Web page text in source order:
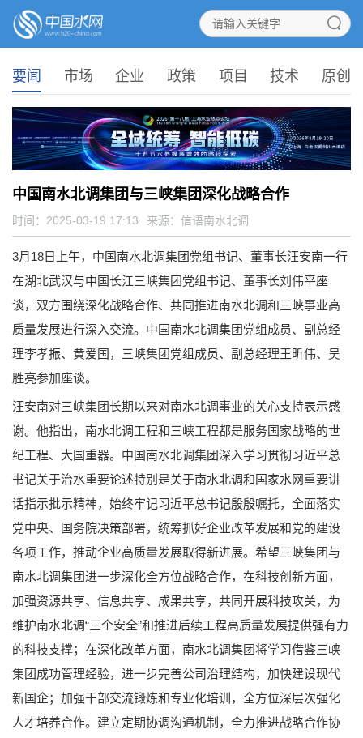
要闻 市场 企业 政策 项目 技术 原创
中国南水北调集团与三峡集团深化战略合作
时间：2025-03-19 17:13 来源： 信语南水北调
3月18日上午，中国南水北调集团党组书记、董事长汪安南一行
在湖北武汉与中国长江三峡集团党组书记、董事长刘伟平座
谈，双方围绕深化战略合作、共同推进南水北调和三峡事业高
质量发展进行深入交流。中国南水北调集团党组成员、副总经
理李孝振、黄爱国，三峡集团党组成员、副总经理王昕伟、吴
胜亮参加座谈。
汪安南对三峡集团长期以来对南水北调事业的关心支持表示感
谢。他指出，南水北调工程和三峡工程都是服务国家战略的世
纪工程、大国重器。中国南水北调集团深入学习贯彻习近平总
书记关于治水重要论述特别是关于南水北调和国家水网重要讲
话指示批示精神，始终牢记习近平总书记殷殷嘱托，全面落实
党中央、国务院决策部署，统筹抓好企业改革发展和党的建设
各项工作，推动企业高质量发展取得新进展。希望三峡集团与
南水北调集团进一步深化全方位战略合作，在科技创新方面，
加强资源共享、信息共享、成果共享，共同开展科技攻关，为
维护南水北调“三个安全”和推进后续工程高质量发展提供强有力
的科技支撑；在深化改革方面，南水北调集团将学习借鉴三峡
集团成功管理经验，进一步完善公司治理结构，加快建设现代
新国企；加强干部交流锻炼和专业化培训，全方位深层次强化
人才培养合作。建立定期协调沟通机制，全力推进战略合作协